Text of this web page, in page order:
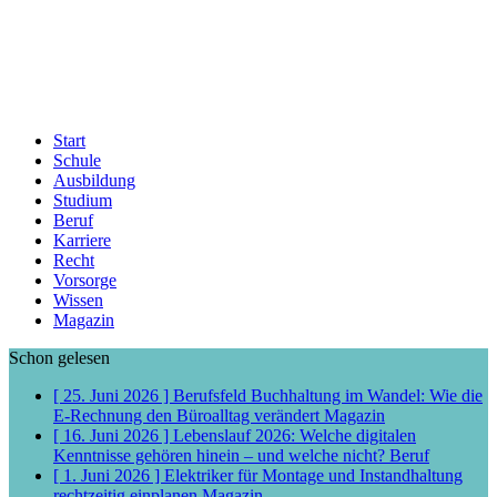
Start
Schule
Ausbildung
Studium
Beruf
Karriere
Recht
Vorsorge
Wissen
Magazin
Schon gelesen
[ 25. Juni 2026 ] Berufsfeld Buchhaltung im Wandel: Wie die
E-Rechnung den Büroalltag verändert Magazin
[ 16. Juni 2026 ] Lebenslauf 2026: Welche digitalen
Kenntnisse gehören hinein – und welche nicht? Beruf
[ 1. Juni 2026 ] Elektriker für Montage und Instandhaltung